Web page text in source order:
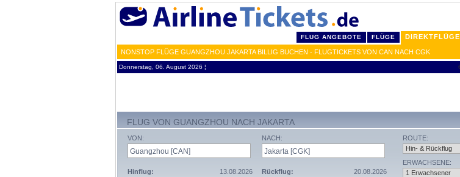
FLUG ANGEBOTE FLÜGE DIREKTFLÜGE
NONSTOP FLÜGE GUANGZHOU JAKARTA BILLIG BUCHEN - FLUGTICKETS VON CAN NACH CGK
Donnerstag, 06. August 2026 ¦
FLUG VON GUANGZHOU NACH JAKARTA
VON:
Hinflug: 13.08.2026
NACH:
Rückflug: 20.08.2026
ROUTE:
ERWACHSENE: